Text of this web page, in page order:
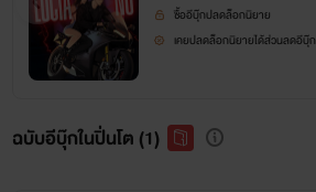
ซื้ออีบุ๊กปลดล็อกนิยาย
เคยปลดล็อกนิยายได้ส่วนลดอีบุ๊ก
ฉบับอีบุ๊กในปิ่นโต (1)